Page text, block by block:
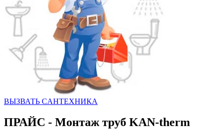
ВЫЗВАТЬ CАНТЕХНИКА
ПРАЙС - Монтаж труб KAN-therm